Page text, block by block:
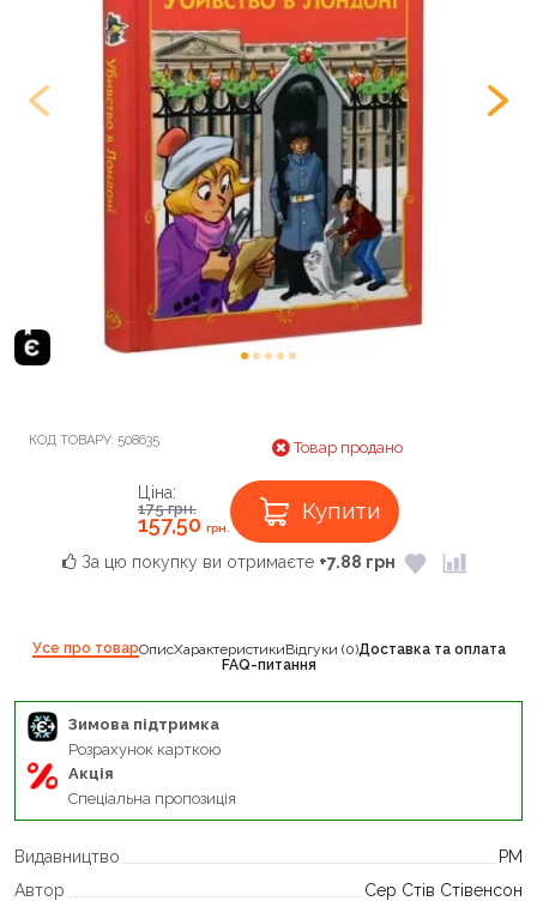
КОД ТОВАРУ: 508635 Товар продано
Ціна:
175грн.
157,50 грн.
Купити
За цю покупку ви отримаєте +7.88 грн
Усе про товарОписХарактеристикиВідгуки (0)Доставка та оплата
FAQ-питання
Зимова підтримка
Розрахунок карткою
Акція
Спеціальна пропозиція
Видавництво
РМ
Автор
Сер Стів Стівенсон